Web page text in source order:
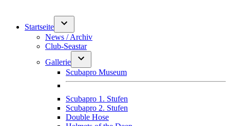
Startseite
News / Archiv
Club-Seastar
Gallerie
Scubapro Museum
Scubapro 1. Stufen
Scubapro 2. Stufen
Double Hose